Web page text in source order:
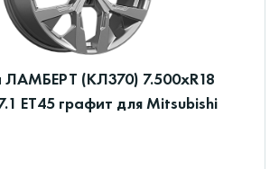
ЛАМБЕРТ (КЛ370) 7.500xR18
ET45 графит для Mitsubishi